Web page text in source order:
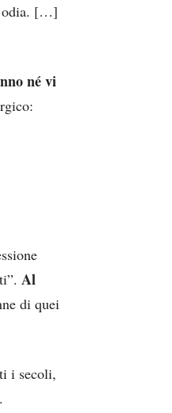
odia. […]
né vi
Al
di quei
i secoli,